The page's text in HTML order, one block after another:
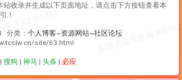
站收录并生成以下页面地址，请点击下方按钮查看本
！
分类： 个人博客~资源网站~社区论坛
site/63.html
| 搜狗 | 神马 | 头条 | 必应